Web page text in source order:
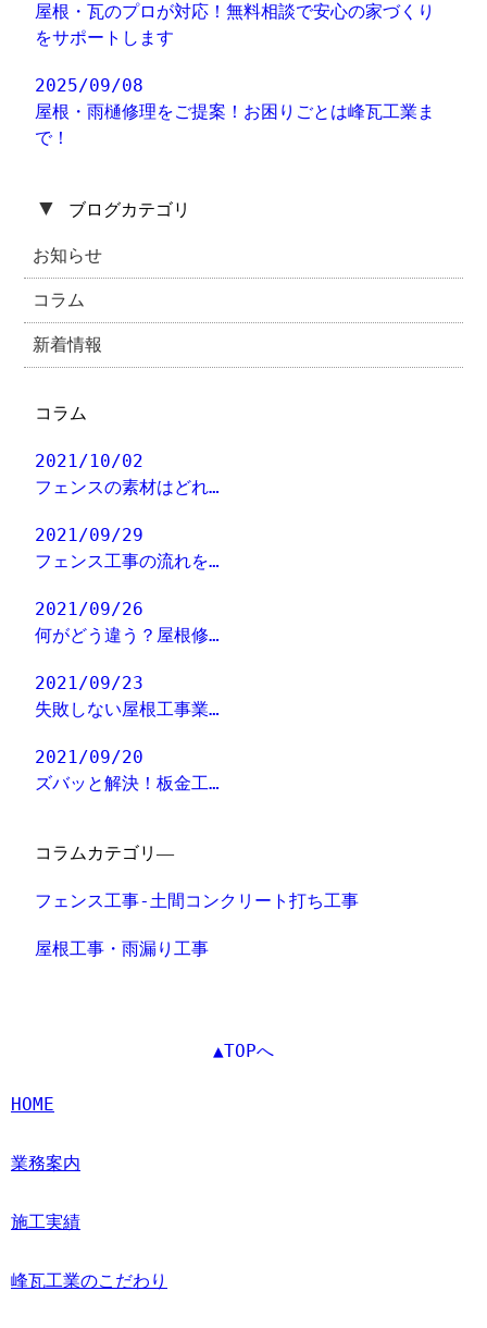
屋根・瓦のプロが対応！無料相談で安心の家づくり
をサポートします
2025/09/08
屋根・雨樋修理をご提案！お困りごとは峰瓦工業ま
で！
▼ ブログカテゴリ
お知らせ
コラム
新着情報
コラム
2021/10/02
フェンスの素材はどれ…
2021/09/29
フェンス工事の流れを…
2021/09/26
何がどう違う？屋根修…
2021/09/23
失敗しない屋根工事業…
2021/09/20
ズバッと解決！板金工…
コラムカテゴリ―
フェンス工事-土間コンクリート打ち工事
屋根工事・雨漏り工事
▲TOPへ
HOME
業務案内
施工実績
峰瓦工業のこだわり